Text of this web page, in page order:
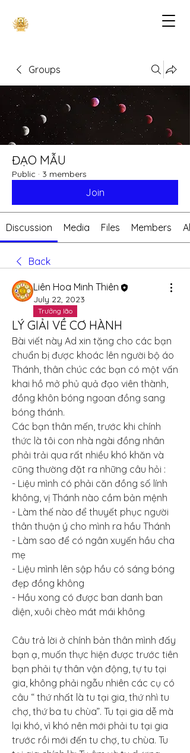
Groups
ĐẠO MẪU
Public · 3 members
Join
Discussion Media Files Members
Back
Liên Hoa Minh Thiên
July 22, 2023
Trưởng lão
LÝ GIẢI VỀ CƠ HÀNH
Bài viết này Ad xin tặng cho các bạn
chuẩn bị được khoác lên người bộ áo
Thánh, thân chúc các bạn có một vấn
khai hồ mở phủ quả đạo viên thành,
đồng khôn bóng ngoan đồng sang
bóng thánh.
Các bạn thân mến, trước khi chính
thức là tôi con nhà ngài đồng nhân
phải trải qua rất nhiều khó khăn và
cũng thường đặt ra những câu hỏi :
- Liệu mình có phải căn đồng số lính
không, vị Thánh nào cầm bản mệnh
- Làm thế nào để thuyết phục người
thân thuận ý cho mình ra hầu Thánh
- Làm sao để có ngân xuyến hầu cha
mẹ
- Liệu mình lên sập hầu có sáng bóng
đẹp đồng không
- Hầu xong có được ban danh ban
diện, xuôi chèo mát mái không
Câu trả lời ở chính bản thân mình đấy
bạn ạ, muốn thực hiện được trước tiên
bạn phải tự thân vận động, tự tu tại
gia, không phải ngẫu nhiên các cụ có
câu “ thứ nhất là tu tại gia, thứ nhì tu
chợ, thứ ba tu chùa”. Tu tại gia dễ mà
lại khó, vì khó nên mới phải tu tại gia
trước rồi mới đến tu chợ, tu chùa. Tu